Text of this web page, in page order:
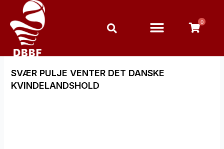
indholdet
0
SVÆR PULJE VENTER DET DANSKE
KVINDELANDSHOLD